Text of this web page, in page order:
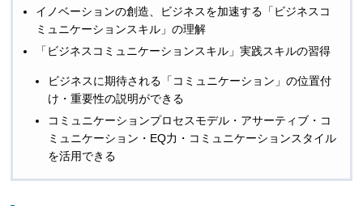
イノベーションの創造、ビジネスを加速する「ビジネスコ
ミュニケーションスキル」の理解
「ビジネスコミュニケーションスキル」実践スキルの習得
ビジネスに期待される「コミュニケーション」の位置付
け・重要性の説明ができる
コミュニケーションプロセスモデル・アサーティブ・コ
ミュニケーション・EQ力・コミュニケーションスタイル
を活用できる